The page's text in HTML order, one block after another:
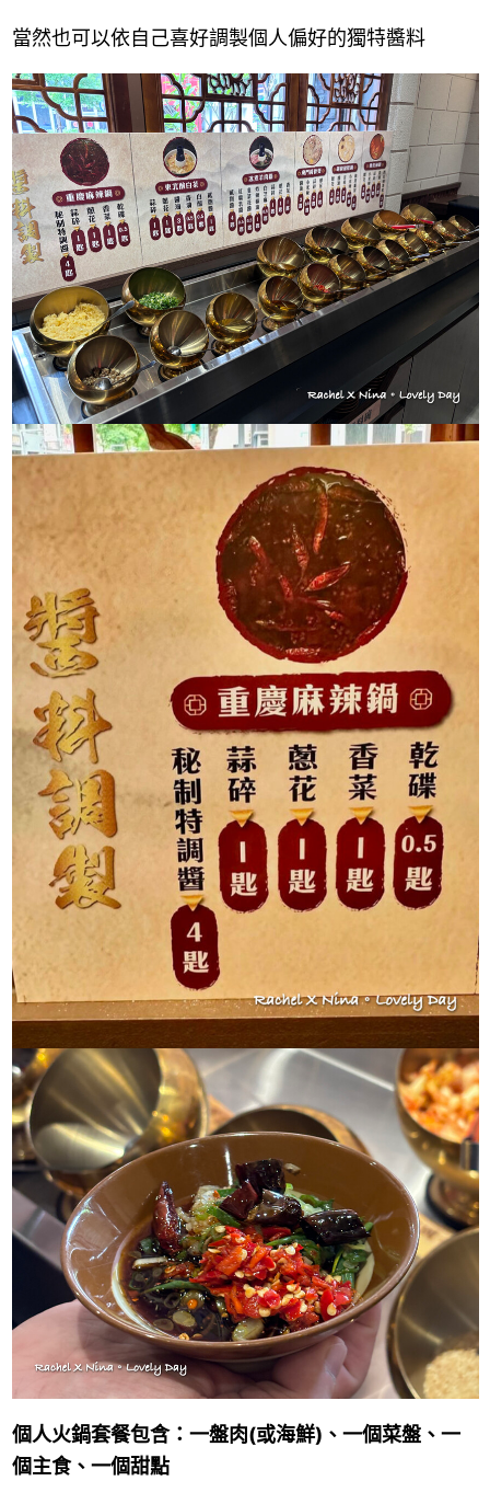
當然也可以依自己喜好調製個人偏好的獨特醬料
個人火鍋套餐包含：一盤肉(或海鮮)、一個菜盤、一
個主食、一個甜點